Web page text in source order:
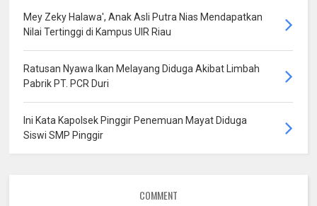
Mey Zeky Halawa', Anak Asli Putra Nias Mendapatkan
Nilai Tertinggi di Kampus UIR Riau
Ratusan Nyawa Ikan Melayang Diduga Akibat Limbah
Pabrik PT. PCR Duri
Ini Kata Kapolsek Pinggir Penemuan Mayat Diduga
Siswi SMP Pinggir
COMMENT